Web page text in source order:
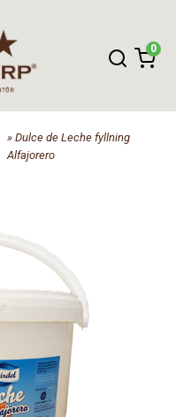
0
» Dulce de Leche fyllning
Alfajorero